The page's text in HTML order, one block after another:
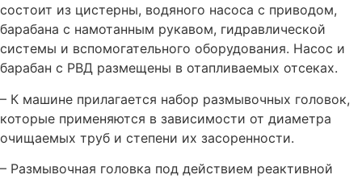
состоит из цистерны, водяного насоса с приводом,
барабана с намотанным рукавом, гидравлической
системы и вспомогательного оборудования. Насос и
барабан с РВД размещены в отапливаемых отсеках.
– К машине прилагается набор размывочных головок,
которые применяются в зависимости от диаметра
очищаемых труб и степени их засоренности.
– Размывочная головка под действием реактивной